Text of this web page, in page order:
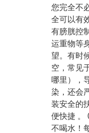
您完全不
全可以有
有膀胱控
运重物等
望。有时
空，常见
哪里），
染，还会
装安全的
便快捷 。
不喝水！